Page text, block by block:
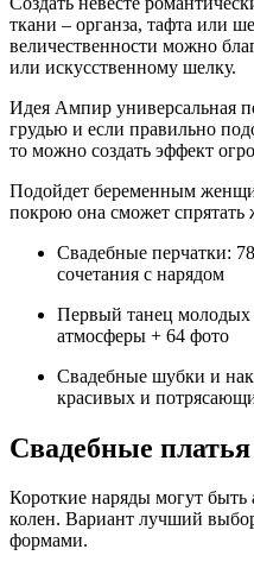
ткани – органза, тафта или
величественности можно
или искусственному шелку.
Идея Ампир универсальная
грудью и если правильно
то можно создать эффект
Подойдет беременным
покрою она сможет спрятать
Свадебные перчатки:
сочетания с нарядом
Первый танец молодых
атмосферы + 64 фото
Свадебные шубки и
красивых и
Свадебные
Короткие наряды могут
колен. Вариант лучший
формами.